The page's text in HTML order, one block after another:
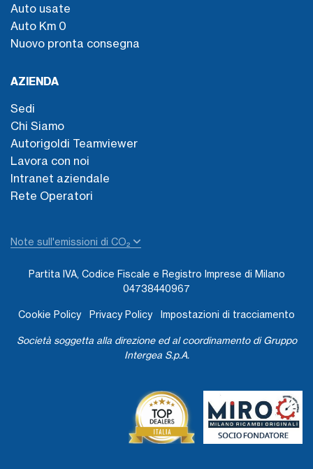
Auto usate
Auto Km 0
Nuovo pronta consegna
AZIENDA
Sedi
Chi Siamo
Autorigoldi Teamviewer
Lavora con noi
Intranet aziendale
Rete Operatori
Note sull'emissioni di CO₂
Partita IVA, Codice Fiscale e Registro Imprese di Milano
04738440967
Cookie Policy Privacy Policy Impostazioni di tracciamento
Società soggetta alla direzione ed al coordinamento di Gruppo
Intergea S.p.A.